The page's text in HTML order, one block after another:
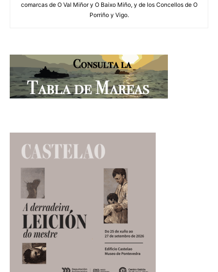
comarcas de O Val Miñor y O Baixo Miño, y de los Concellos de O
Porriño y Vigo.